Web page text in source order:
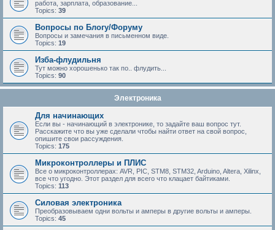
работа, зарплата, образование...
Topics: 39
Вопросы по Блогу/Форуму
Вопросы и замечания в письменном виде.
Topics: 19
Изба-флудильня
Тут можно хорошенько так по.. флудить...
Topics: 90
Электроника
Для начинающих
Если вы - начинающий в электронике, то задайте ваш вопрос тут.
Расскажите что вы уже сделали чтобы найти ответ на свой вопрос,
опишите свои рассуждения.
Topics: 175
Микроконтроллеры и ПЛИС
Все о микроконтроллерах: AVR, PIC, STM8, STM32, Arduino, Altera, Xilinx,
все что угодно. Этот раздел для всего что клацает байтиками.
Topics: 113
Силовая электроника
Преобразовываем одни вольты и амперы в другие вольты и амперы.
Topics: 45